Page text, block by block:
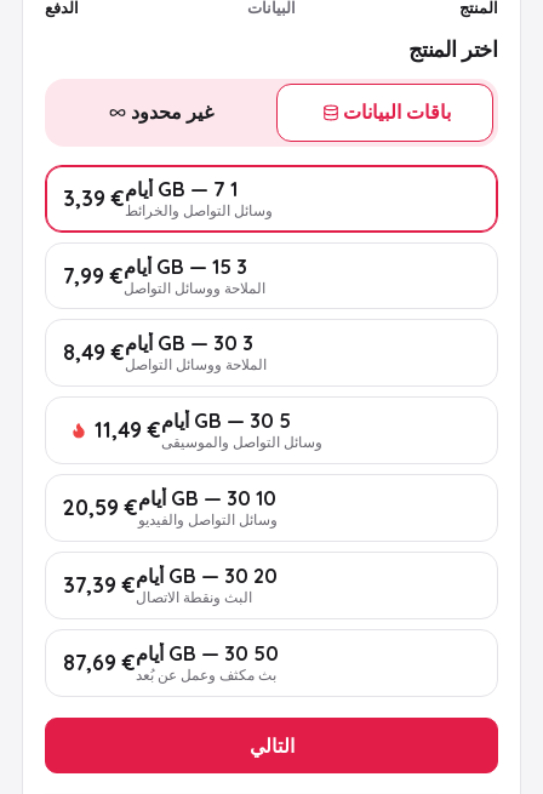
المنتج البيانات الدفع
اختر المنتج
باقات البيانات غير محدود
1 GB — 7 أيام
وسائل التواصل والخرائط € 3,39
3 GB — 15 أيام
الملاحة ووسائل التواصل€ 7,99
3 GB — 30 أيام
الملاحة ووسائل التواصل€ 8,49
5 GB — 30 أيام
وسائل التواصل والموسيقى€ 11,49
10 GB — 30 أيام
وسائل التواصل والفيديو€ 20,59
20 GB — 30 أيام
البث ونقطة الاتصال€ 37,39
50 GB — 30 أيام
بث مكثف وعمل عن بُعد € 87,69
التالي